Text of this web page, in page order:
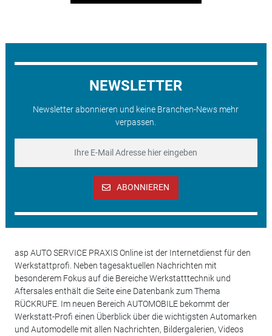
NEWSLETTER
Newsletter abonnieren und keine Branchen-News mehr
verpassen.
ABONNIEREN
asp AUTO SERVICE PRAXIS Online ist der Internetdienst für den
Werkstattprofi. Neben tagesaktuellen Nachrichten mit
besonderem Fokus auf die Bereiche Werkstatttechnik und
Aftersales enthält die Seite eine Datenbank zum Thema
RÜCKRUFE. Im neuen Bereich AUTOMOBILE bekommt der
Werkstatt-Profi einen Überblick über die wichtigsten Automarken
und Automodelle mit allen Nachrichten, Bildergalerien, Videos